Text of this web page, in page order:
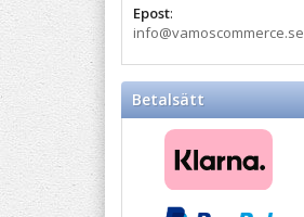
Epost:
info@vamoscommerce.se
Betalsätt